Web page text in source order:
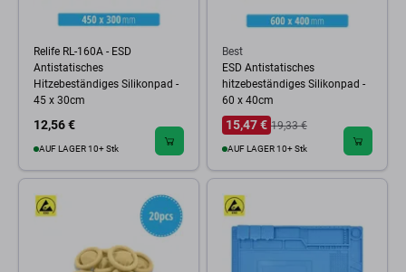
Relife RL-160A - ESD
Antistatisches
Hitzebeständiges Silikonpad -
45 x 30cm
12,56 €
AUF LAGER 10+ Stk
Best
ESD Antistatisches
hitzebeständiges Silikonpad -
60 x 40cm
15,47 € 19,33 €
AUF LAGER 10+ Stk